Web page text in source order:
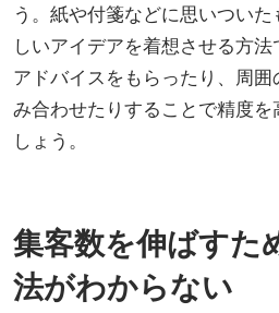
う。紙や付箋などに思いつい
しいアイデアを着想させる方
アドバイスをもらったり、周
み合わせたりすることで精度
しょう。
集客数を伸ばすた
法がわからない